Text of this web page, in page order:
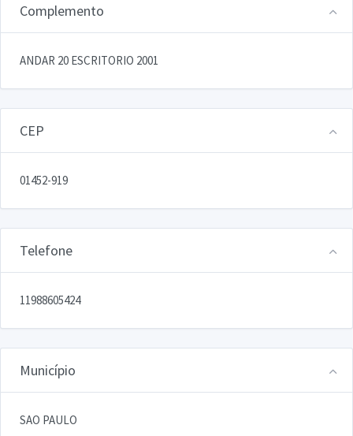
Complemento
ANDAR 20 ESCRITORIO 2001
CEP
01452-919
Telefone
11988605424
Município
SAO PAULO